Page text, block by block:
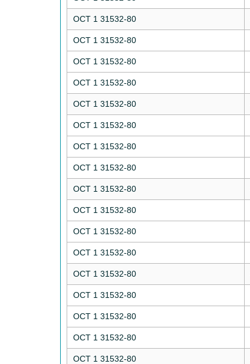
ОСТ 1 31532-80
ОСТ 1 31532-80
ОСТ 1 31532-80
ОСТ 1 31532-80
ОСТ 1 31532-80
ОСТ 1 31532-80
ОСТ 1 31532-80
ОСТ 1 31532-80
ОСТ 1 31532-80
ОСТ 1 31532-80
ОСТ 1 31532-80
ОСТ 1 31532-80
ОСТ 1 31532-80
ОСТ 1 31532-80
ОСТ 1 31532-80
ОСТ 1 31532-80
ОСТ 1 31532-80